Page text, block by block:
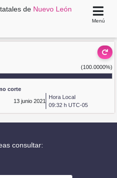
de Nuevo León
Menú
(100.0000%)
corte
13 junio 2021
Hora Local
09:32 h UTC-05
consultar: